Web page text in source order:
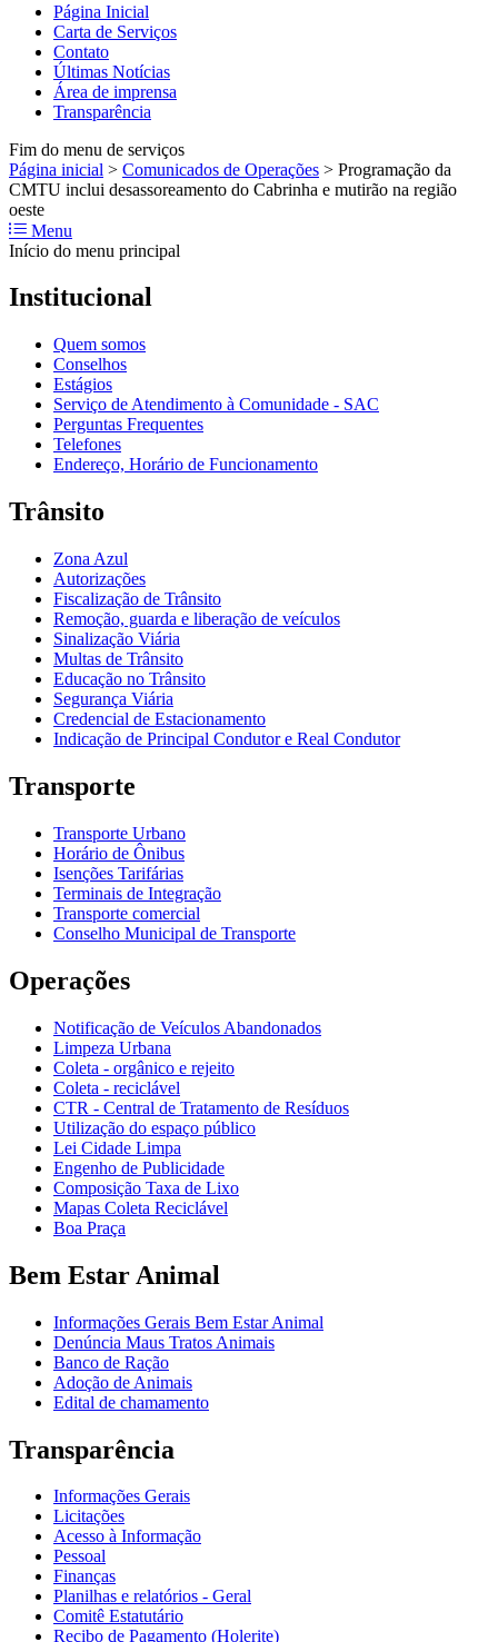
Página Inicial
Carta de Serviços
Contato
Últimas Notícias
Área de imprensa
Transparência
Fim do menu de serviços
Página inicial > Comunicados de Operações > Programação da
CMTU inclui desassoreamento do Cabrinha e mutirão na região
oeste
Menu
Início do menu principal
Institucional
Quem somos
Conselhos
Estágios
Serviço de Atendimento à Comunidade - SAC
Perguntas Frequentes
Telefones
Endereço, Horário de Funcionamento
Trânsito
Zona Azul
Autorizações
Fiscalização de Trânsito
Remoção, guarda e liberação de veículos
Sinalização Viária
Multas de Trânsito
Educação no Trânsito
Segurança Viária
Credencial de Estacionamento
Indicação de Principal Condutor e Real Condutor
Transporte
Transporte Urbano
Horário de Ônibus
Isenções Tarifárias
Terminais de Integração
Transporte comercial
Conselho Municipal de Transporte
Operações
Notificação de Veículos Abandonados
Limpeza Urbana
Coleta - orgânico e rejeito
Coleta - reciclável
CTR - Central de Tratamento de Resíduos
Utilização do espaço público
Lei Cidade Limpa
Engenho de Publicidade
Composição Taxa de Lixo
Mapas Coleta Reciclável
Boa Praça
Bem Estar Animal
Informações Gerais Bem Estar Animal
Denúncia Maus Tratos Animais
Banco de Ração
Adoção de Animais
Edital de chamamento
Transparência
Informações Gerais
Licitações
Acesso à Informação
Pessoal
Finanças
Planilhas e relatórios - Geral
Comitê Estatutário
Recibo de Pagamento (Holerite)